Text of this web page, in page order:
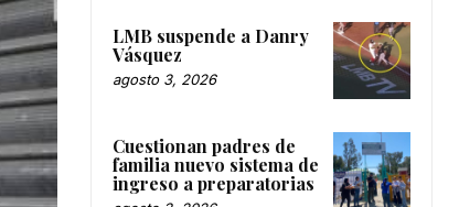
LMB suspende a Danry
Vásquez
agosto 3, 2026
Cuestionan padres de
familia nuevo sistema de
ingreso a preparatorias